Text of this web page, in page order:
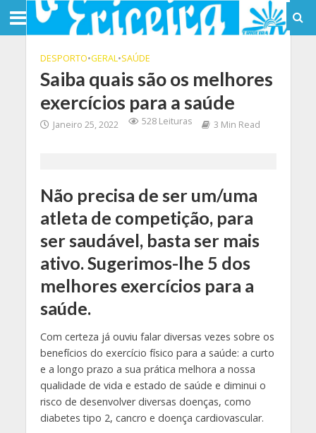
DESPORTO•GERAL•SAÚDE
Saiba quais são os melhores
exercícios para a saúde
Janeiro 25, 2022 528 Leituras 3 Min Read
Não precisa de ser um/uma
atleta de competição, para
ser saudável, basta ser mais
ativo. Sugerimos-lhe 5 dos
melhores exercícios para a
saúde.
Com certeza já ouviu falar diversas vezes sobre os
benefícios do exercício físico para a saúde: a curto
e a longo prazo a sua prática melhora a nossa
qualidade de vida e estado de saúde e diminui o
risco de desenvolver diversas doenças, como
diabetes tipo 2, cancro e doença cardiovascular.